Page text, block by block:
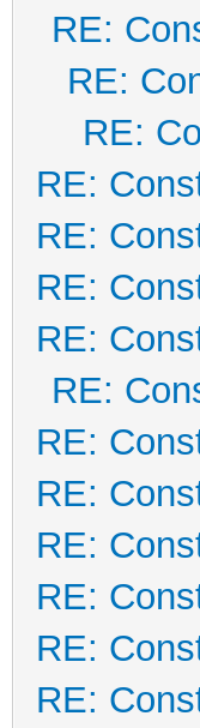
RE:
RE:
RE:
RE:
RE:
RE:
RE:
RE:
RE:
RE:
RE:
RE:
RE:
RE: